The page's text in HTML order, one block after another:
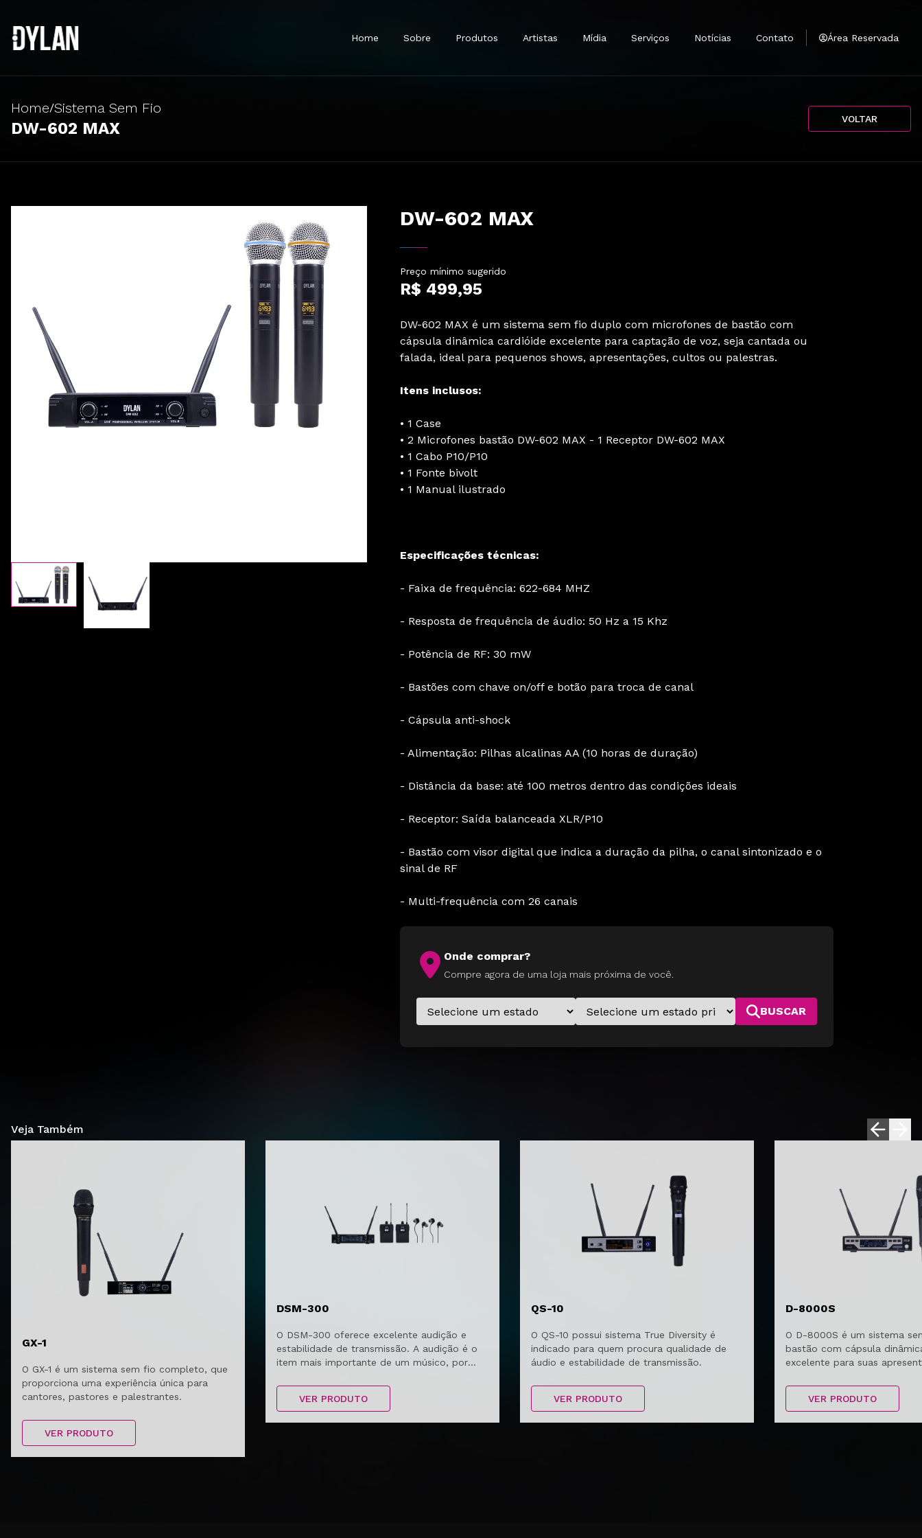
Home Sobre Produtos Artistas Mídia Serviços Notícias Contato Área Reservada
Home/Sistema Sem Fio
DW-602 MAX VOLTAR
DW-602 MAX
Preço mínimo sugerido
R$ 499,95
DW-602 MAX é um sistema sem fio duplo com microfones de bastão com
cápsula dinâmica cardióide excelente para captação de voz, seja cantada ou
falada, ideal para pequenos shows, apresentações, cultos ou palestras.
Itens inclusos:
• 1 Case
• 2 Microfones bastão DW-602 MAX - 1 Receptor DW-602 MAX
• 1 Cabo P10/P10
• 1 Fonte bivolt
• 1 Manual ilustrado
Especificações técnicas:
- Faixa de frequência: 622-684 MHZ
- Resposta de frequência de áudio: 50 Hz a 15 Khz
- Potência de RF: 30 mW
- Bastões com chave on/off e botão para troca de canal
- Cápsula anti-shock
- Alimentação: Pilhas alcalinas AA (10 horas de duração)
- Distância da base: até 100 metros dentro das condições ideais
- Receptor: Saída balanceada XLR/P10
- Bastão com visor digital que indica a duração da pilha, o canal sintonizado e o
sinal de RF
- Multi-frequência com 26 canais
Onde comprar?
Compre agora de uma loja mais próxima de você.
BUSCAR
Veja Também
GX-1
O GX-1 é um sistema sem fio completo, que
proporciona uma experiência única para
cantores, pastores e palestrantes.
VER PRODUTO
DSM-300
O DSM-300 oferece excelente audição e
estabilidade de transmissão. A audição é o
item mais importante de um músico, por
sempre o mais indicado.
VER PRODUTO
QS-10
O QS-10 possui sistema True Diversity é
indicado para quem procura qualidade de
áudio e estabilidade de transmissão.
VER PRODUTO
D-8000S
O D-8000S é um sistema
bastão com cápsula
excelente para suas
VER PRODUTO